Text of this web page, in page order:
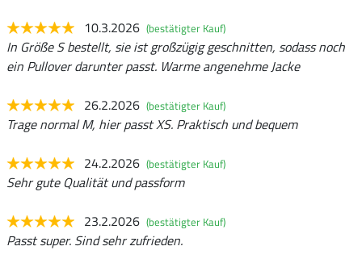
10.3.2026 (bestätigter Kauf)
In Größe S bestellt, sie ist großzügig geschnitten, sodass noch
ein Pullover darunter passt. Warme angenehme Jacke
26.2.2026 (bestätigter Kauf)
Trage normal M, hier passt XS. Praktisch und bequem
24.2.2026 (bestätigter Kauf)
Sehr gute Qualität und passform
23.2.2026 (bestätigter Kauf)
Passt super. Sind sehr zufrieden.